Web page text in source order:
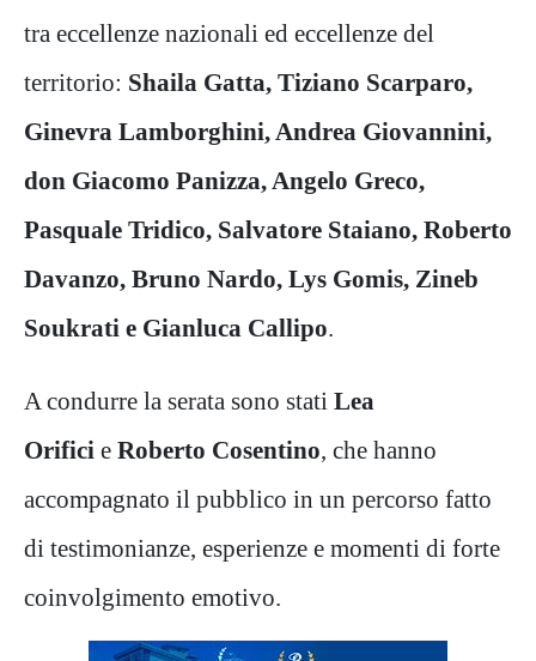
tra eccellenze nazionali ed eccellenze del
territorio: Shaila Gatta, Tiziano Scarparo,
Ginevra Lamborghini, Andrea Giovannini,
don Giacomo Panizza, Angelo Greco,
Pasquale Tridico, Salvatore Staiano, Roberto
Davanzo, Bruno Nardo, Lys Gomis, Zineb
Soukrati e Gianluca Callipo.
A condurre la serata sono stati Lea
Orifici e Roberto Cosentino, che hanno
accompagnato il pubblico in un percorso fatto
di testimonianze, esperienze e momenti di forte
coinvolgimento emotivo.